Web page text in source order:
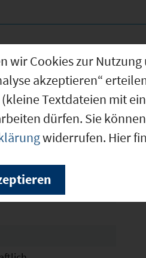
Cookies zur
akzeptieren“
Textdateien mit
dürfen. Sie
widerrufen. Hier